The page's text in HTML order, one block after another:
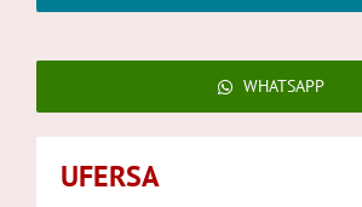
WHATSAPP
UFERSA